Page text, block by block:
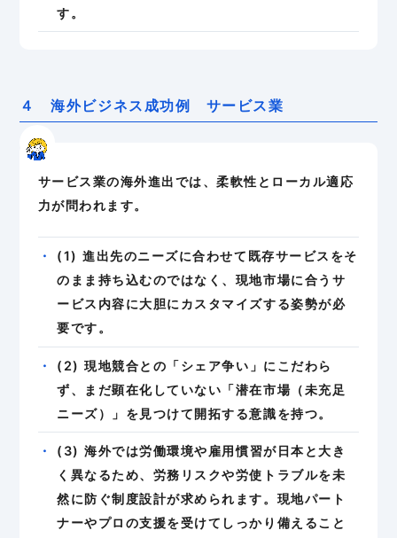
す。
４ 海外ビジネス成功例 サービス業
サービス業の海外進出では、柔軟性とローカル適応
力が問われます。
(1) 進出先のニーズに合わせて既存サービスをそ
のまま持ち込むのではなく、現地市場に合うサ
ービス内容に大胆にカスタマイズする姿勢が必
要です。
(2) 現地競合との「シェア争い」にこだわら
ず、まだ顕在化していない「潜在市場（未充足
ニーズ）」を見つけて開拓する意識を持つ。
(3) 海外では労働環境や雇用慣習が日本と大き
く異なるため、労務リスクや労使トラブルを未
然に防ぐ制度設計が求められます。現地パート
ナーやプロの支援を受けてしっかり備えること